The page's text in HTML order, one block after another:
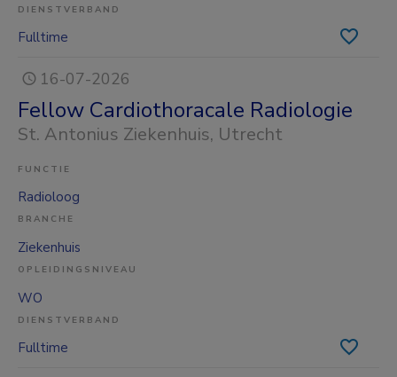
DIENSTVERBAND
Fulltime
16-07-2026
Fellow Cardiothoracale Radiologie
St. Antonius Ziekenhuis, Utrecht
FUNCTIE
Radioloog
BRANCHE
Ziekenhuis
OPLEIDINGSNIVEAU
WO
DIENSTVERBAND
Fulltime